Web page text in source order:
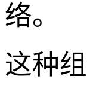
络。
这种